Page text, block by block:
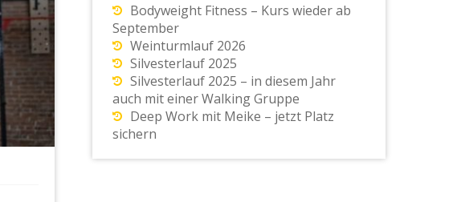
Bodyweight Fitness – Kurs wieder ab
September
Weinturmlauf 2026
Silvesterlauf 2025
Silvesterlauf 2025 – in diesem Jahr
auch mit einer Walking Gruppe
Deep Work mit Meike – jetzt Platz
sichern